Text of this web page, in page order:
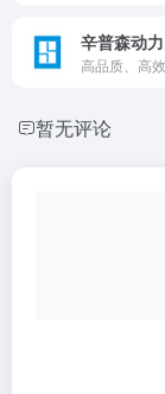
辛普森动力
暂无评论